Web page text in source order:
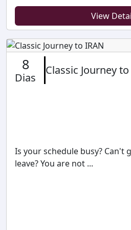
View
8
Dias
Classic Journey
Is your schedule busy? Can't
leave? You are not ...